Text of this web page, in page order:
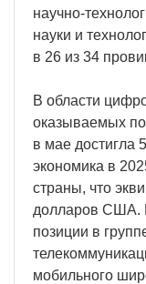
научно-
науки и
в 26 из 34
В области
оказываемых
в мае достигла
экономика в
страны, что
долларов США.
позиции в
мобильного